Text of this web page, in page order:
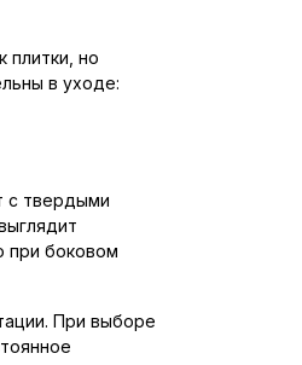
плитки, но
в уходе:
с твердыми
при боковом
При выборе